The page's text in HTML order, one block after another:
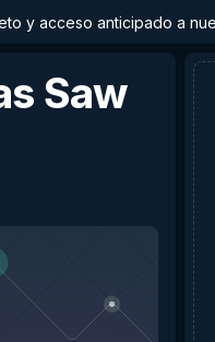
y acceso anticipado a
Saw